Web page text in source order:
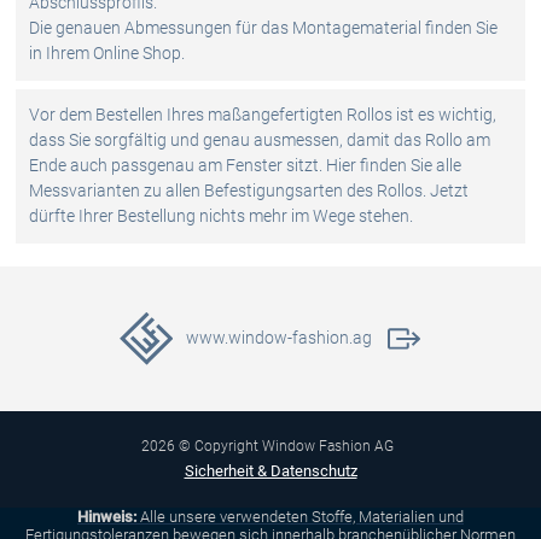
Die genauen Abmessungen für das Montagematerial finden Sie
in Ihrem Online Shop.
Vor dem Bestellen Ihres maßangefertigten Rollos ist es wichtig,
dass Sie sorgfältig und genau ausmessen, damit das Rollo am
Ende auch passgenau am Fenster sitzt. Hier finden Sie alle
Messvarianten zu allen Befestigungsarten des Rollos. Jetzt
dürfte Ihrer Bestellung nichts mehr im Wege stehen.
www.window-fashion.ag
2026 © Copyright Window Fashion AG
Sicherheit & Datenschutz
Hinweis: Alle unsere verwendeten Stoffe, Materialien und
Fertigungstoleranzen bewegen sich innerhalb branchenüblicher Normen